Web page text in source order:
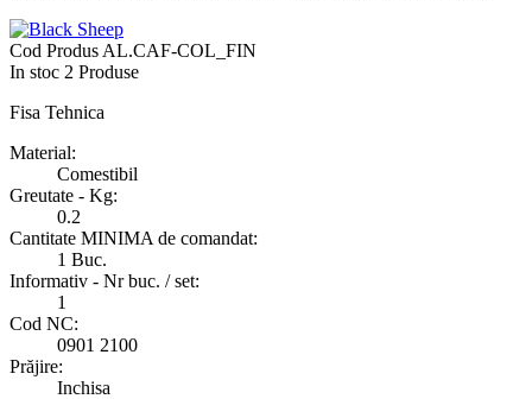
Cod Produs AL.CAF-COL_FIN
In stoc 2 Produse
Fisa Tehnica
Material:
Comestibil
Greutate - Kg:
0.2
Cantitate MINIMA de comandat:
1 Buc.
Informativ - Nr buc. / set:
1
Cod NC:
0901 2100
Prăjire:
Inchisa